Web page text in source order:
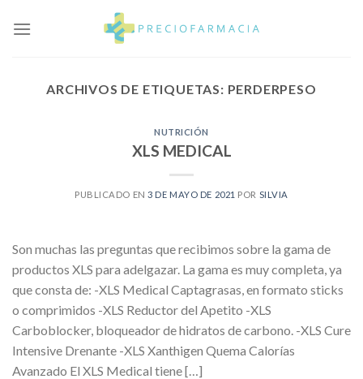
ARCHIVOS DE ETIQUETAS: PERDERPESO
NUTRICIÓN
XLS MEDICAL
PUBLICADO EN3 DE MAYO DE 2021 POR SILVIA
Son muchas las preguntas que recibimos sobre la gama de
productos XLS para adelgazar. La gama es muy completa, ya
que consta de: -XLS Medical Captagrasas, en formato sticks
o comprimidos -XLS Reductor del Apetito -XLS
Carboblocker, bloqueador de hidratos de carbono. -XLS Cure
Intensive Drenante -XLS Xanthigen Quema Calorías
Avanzado El XLS Medical tiene […]